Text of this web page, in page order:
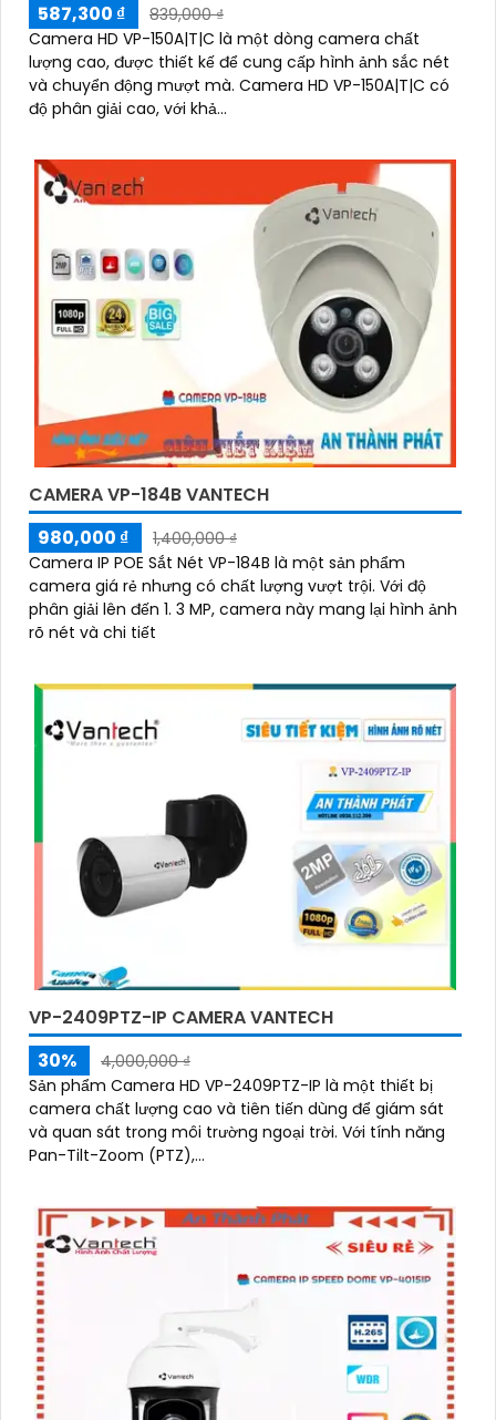
587,300 ₫
839,000 ₫
Camera HD VP-150A|T|C là một dòng camera chất
lượng cao, được thiết kế để cung cấp hình ảnh sắc nét
và chuyển động mượt mà. Camera HD VP-150A|T|C có
độ phân giải cao, với khả...
CAMERA VP-184B VANTECH
980,000 ₫
1,400,000 ₫
Camera IP POE Sắt Nét VP-184B là một sản phẩm
camera giá rẻ nhưng có chất lượng vượt trội. Với độ
phân giải lên đến 1. 3 MP, camera này mang lại hình ảnh
rõ nét và chi tiết
VP-2409PTZ-IP CAMERA VANTECH
30%
4,000,000 ₫
Sản phẩm Camera HD VP-2409PTZ-IP là một thiết bị
camera chất lượng cao và tiên tiến dùng để giám sát
và quan sát trong môi trường ngoại trời. Với tính năng
Pan-Tilt-Zoom (PTZ),...